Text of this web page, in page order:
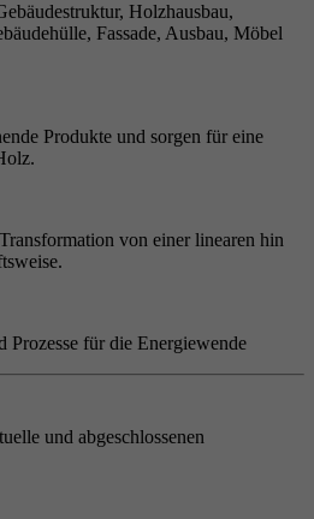
Holzhausbau,
Fassade, Ausbau, Möbel
Produkte und sorgen für eine
von einer linearen hin
für die Energiewende
und abgeschlossenen